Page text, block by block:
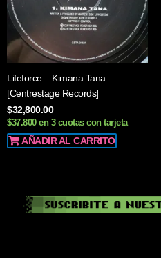
Lifeforce – Kimana Tana
[Centrestage Records]
$32,800.00
$37.800 en 3 cuotas con tarjeta
AÑADIR AL CARRITO